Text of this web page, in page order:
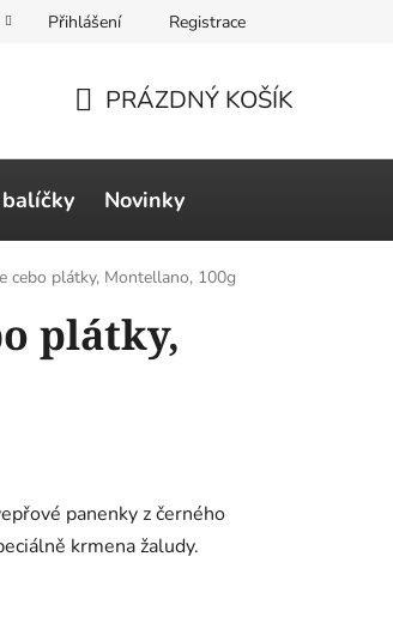
Přihlášení Registrace
KOŠÍK
PRÁZDNÝ KOŠÍK
Novinky
cebo plátky, Montellano, 100g
plátky,
panenky z černého
krmena žaludy.